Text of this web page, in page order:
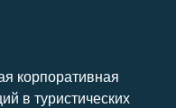
корпоративная
в туристических